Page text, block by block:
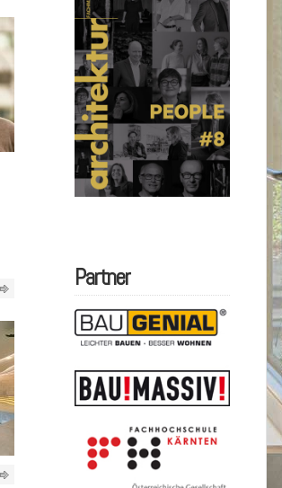
Partner